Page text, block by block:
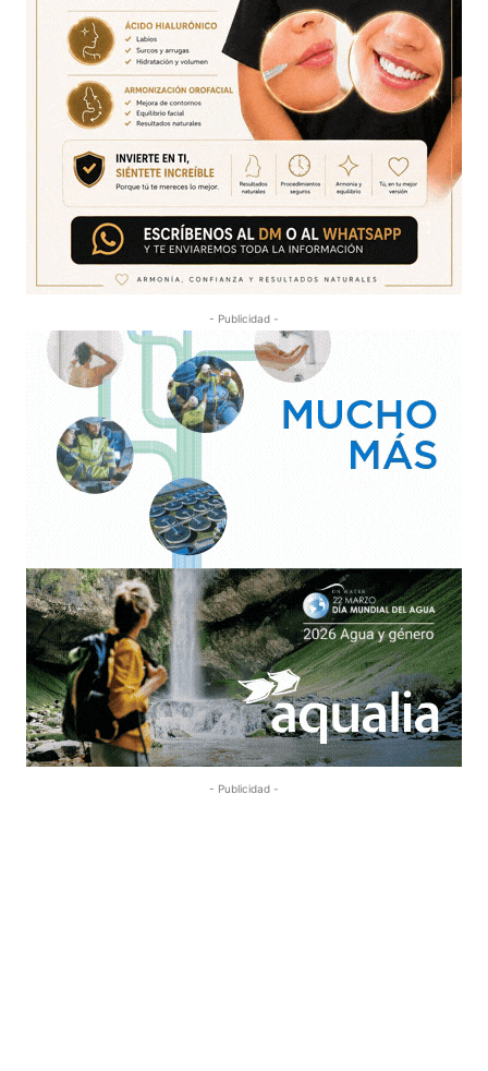
- Publicidad -
- Publicidad -